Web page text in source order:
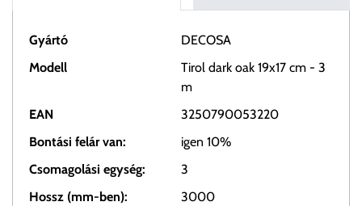
Gyártó
DECOSA
Modell
Tirol dark oak 19x17 cm - 3
m
EAN
3250790053220
Bontási felár van:
igen 10%
Csomagolási egység:
3
Hossz (mm-ben):
3000